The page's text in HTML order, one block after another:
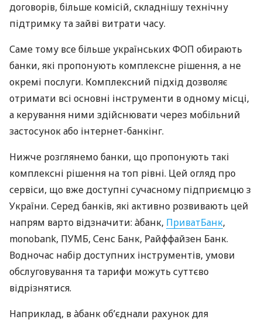
договорів, більше комісій, складнішу технічну
підтримку та зайві витрати часу.
Саме тому все більше українських ФОП обирають
банки, які пропонують комплексне рішення, а не
окремі послуги. Комплексний підхід дозволяє
отримати всі основні інструменти в одному місці,
а керування ними здійснювати через мобільний
застосунок або інтернет-банкінг.
Нижче розглянемо банки, що пропонують такі
комплексні рішення на топ рівні. Цей огляд про
сервіси, що вже доступні сучасному підприємцю з
України. Серед банків, які активно розвивають цей
напрям варто відзначити: àбанк, ПриватБанк,
monobank, ПУМБ, Сенс Банк, Райффайзен Банк.
Водночас набір доступних інструментів, умови
обслуговування та тарифи можуть суттєво
відрізнятися.
Наприклад, в àбанк об’єднали рахунок для